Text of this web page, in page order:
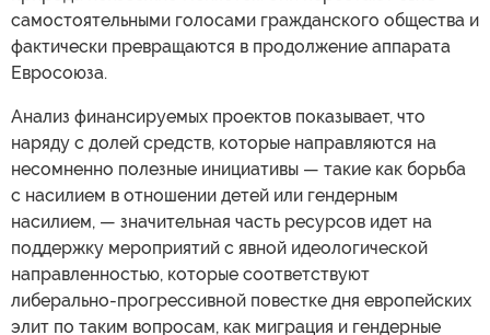
самостоятельными голосами гражданского общества и
фактически превращаются в продолжение аппарата
Евросоюза.
Анализ финансируемых проектов показывает, что
наряду с долей средств, которые направляются на
несомненно полезные инициативы — такие как борьба
с насилием в отношении детей или гендерным
насилием, — значительная часть ресурсов идет на
поддержку мероприятий с явной идеологической
направленностью, которые соответствуют
либерально-прогрессивной повестке дня европейских
элит по таким вопросам, как миграция и гендерные